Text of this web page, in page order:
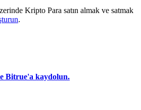
Kripto Para satın almak ve satmak
.
Bitrue'a kaydolun.